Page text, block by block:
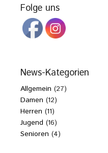
Folge uns
News-Kategorien
Allgemein (27)
Damen (12)
Herren (11)
Jugend (16)
Senioren (4)